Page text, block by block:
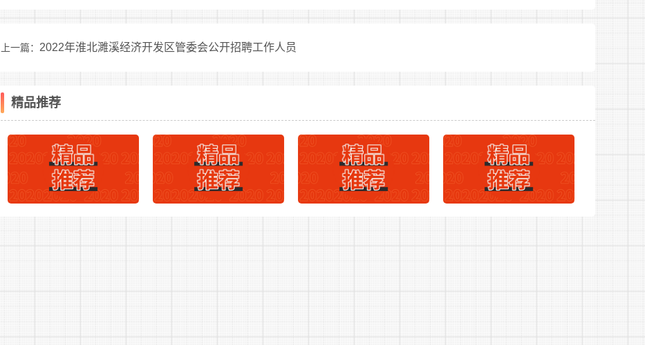
由招考单位对报考人员的报考资格进行审查确认。报考人员于报名后至2022年9月5日16：00前登录淮南
通过资格初审的报考人员，根据省物价局、财政厅皖价费[2009]118号规定，按照每人每科45元标准收
纳笔试费用，逾期不缴费的，视为自动放弃。
4.减免缴费办理
享受国家最低生活保障金城镇家庭和农村特困家庭的报考人员，可以享受减免笔试考试费用的政策。此类
人员报名后，先实行网上确认和网上缴费。2022年9月7日通过淮南市人事考试网—网上报名—2022年淮南市
上一篇： 2022年淮北濉溪经济开发区管委会公开招聘工作人员
公告
员公告
精品推荐